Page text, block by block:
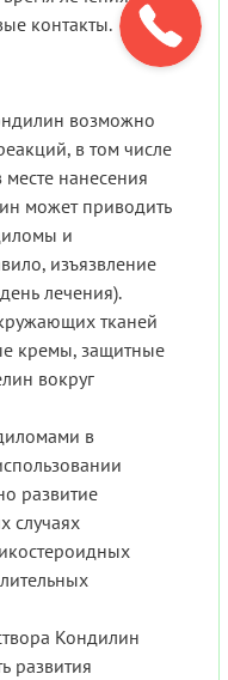
контакты.
возможно
в том числе
нанесения
может приводить
и
изъязвление
лечения).
тканей
кремы, защитные
вокруг
в
развитие
случаях
Кондилин
развития